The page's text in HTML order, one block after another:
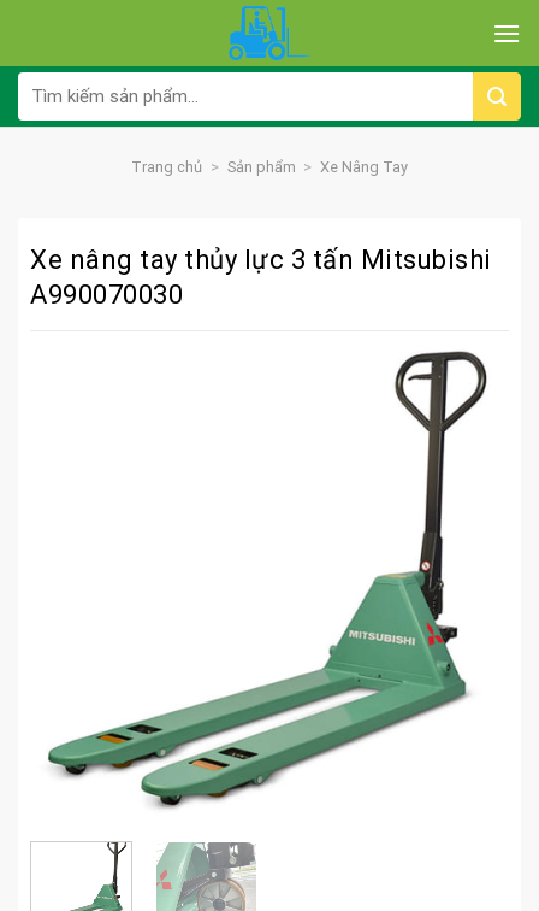
content
kiếm:
Trang chủ > Sản phẩm > Xe Nâng Tay
Xe nâng tay thủy lực 3 tấn Mitsubishi
A990070030